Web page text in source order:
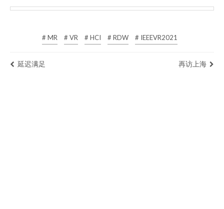
# MR # VR # HCI # RDW # IEEEVR2021
延迟满足 再访上海